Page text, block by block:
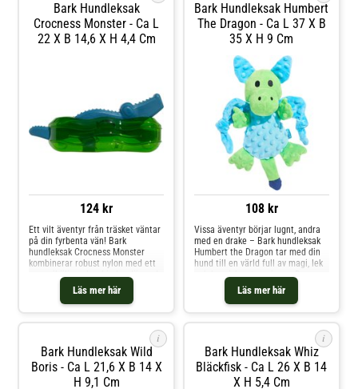
Bark Hundleksak
Crocness Monster - Ca L
22 X B 14,6 X H 4,4 Cm
124 kr
Läs mer här
Ett vilt äventyr från träsket väntar
på din fyrbenta vän! Bark
hundleksak Crocness Monster
kombinerar robust nylon med ett
olika texturer som lockar till
långvarigt tuggande. Den
speciella Paw + Jaw-formen gör
Bark Hundleksak Humbert
The Dragon - Ca L 37 X B
35 X H 9 Cm
108 kr
Läs mer här
Vissa äventyr börjar lugnt, andra
med en drake – Bark hundleksak
Humbert the Dragon tar med din
hund till en värld full av magi, lek
speciella ytan känns spännande
och väcker omedelbart nyfikenhet,
medan de stora vingarna nästan
i
Bark Hundleksak Wild
Boris - Ca L 21,6 X B 14 X
H 9,1 Cm
i
Bark Hundleksak Whiz
Bläckfisk - Ca L 26 X B 14
X H 5,4 Cm